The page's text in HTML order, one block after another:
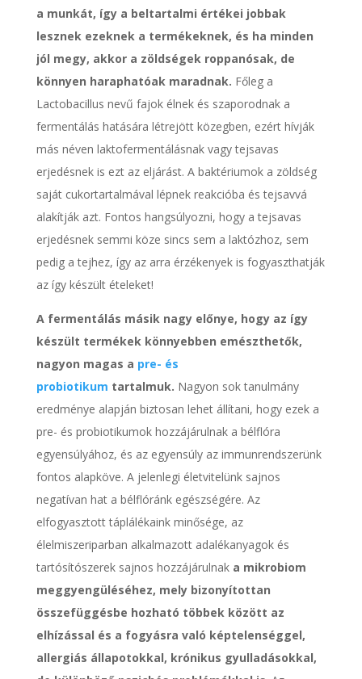
a munkát, így a beltartalmi értékei jobbak
lesznek ezeknek a termékeknek, és ha minden
jól megy, akkor a zöldségek roppanósak, de
könnyen haraphatóak maradnak. Főleg a
Lactobacillus nevű fajok élnek és szaporodnak a
fermentálás hatására létrejött közegben, ezért hívják
más néven laktofermentálásnak vagy tejsavas
erjedésnek is ezt az eljárást. A baktériumok a zöldség
saját cukortartalmával lépnek reakcióba és tejsavvá
alakítják azt. Fontos hangsúlyozni, hogy a tejsavas
erjedésnek semmi köze sincs sem a laktózhoz, sem
pedig a tejhez, így az arra érzékenyek is fogyaszthatják
az így készült ételeket!
A fermentálás másik nagy előnye, hogy az így
készült termékek könnyebben emészthetők,
nagyon magas a pre- és
probiotikum tartalmuk. Nagyon sok tanulmány
eredménye alapján biztosan lehet állítani, hogy ezek a
pre- és probiotikumok hozzájárulnak a bélflóra
egyensúlyához, és az egyensúly az immunrendszerünk
fontos alapköve. A jelenlegi életvitelünk sajnos
negatívan hat a bélflóránk egészségére. Az
elfogyasztott táplálékaink minősége, az
élelmiszeriparban alkalmazott adalékanyagok és
tartósítószerek sajnos hozzájárulnak a mikrobiom
meggyengüléséhez, mely bizonyítottan
összefüggésbe hozható többek között az
elhízással és a fogyásra való képtelenséggel,
allergiás állapotokkal, krónikus gyulladásokkal,